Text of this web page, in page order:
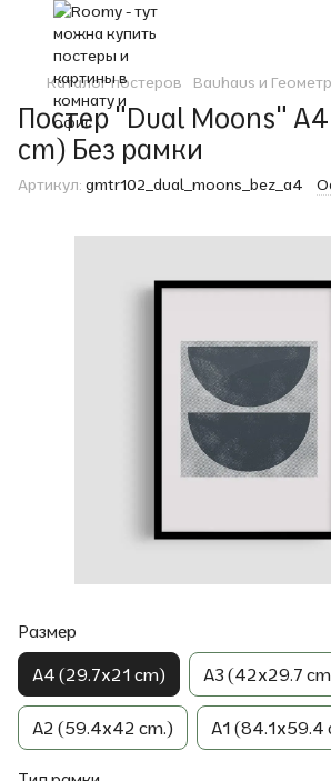
Каталог постеров Bauhaus и
Постер "Dual Moons"
cm) Без рамки
Артикул: gmtr102_dual_moons_bez_a4
Размер
A4 (29.7x21 cm) A3 (42x29.7
A2 (59.4x42 cm.) A1 (84.1x59.4